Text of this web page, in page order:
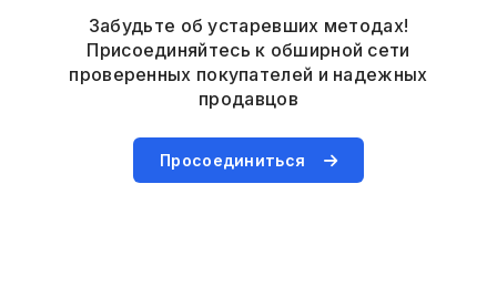
Забудьте об устаревших методах!
Присоединяйтесь к обширной сети
проверенных покупателей и надежных
продавцов
Просоединиться